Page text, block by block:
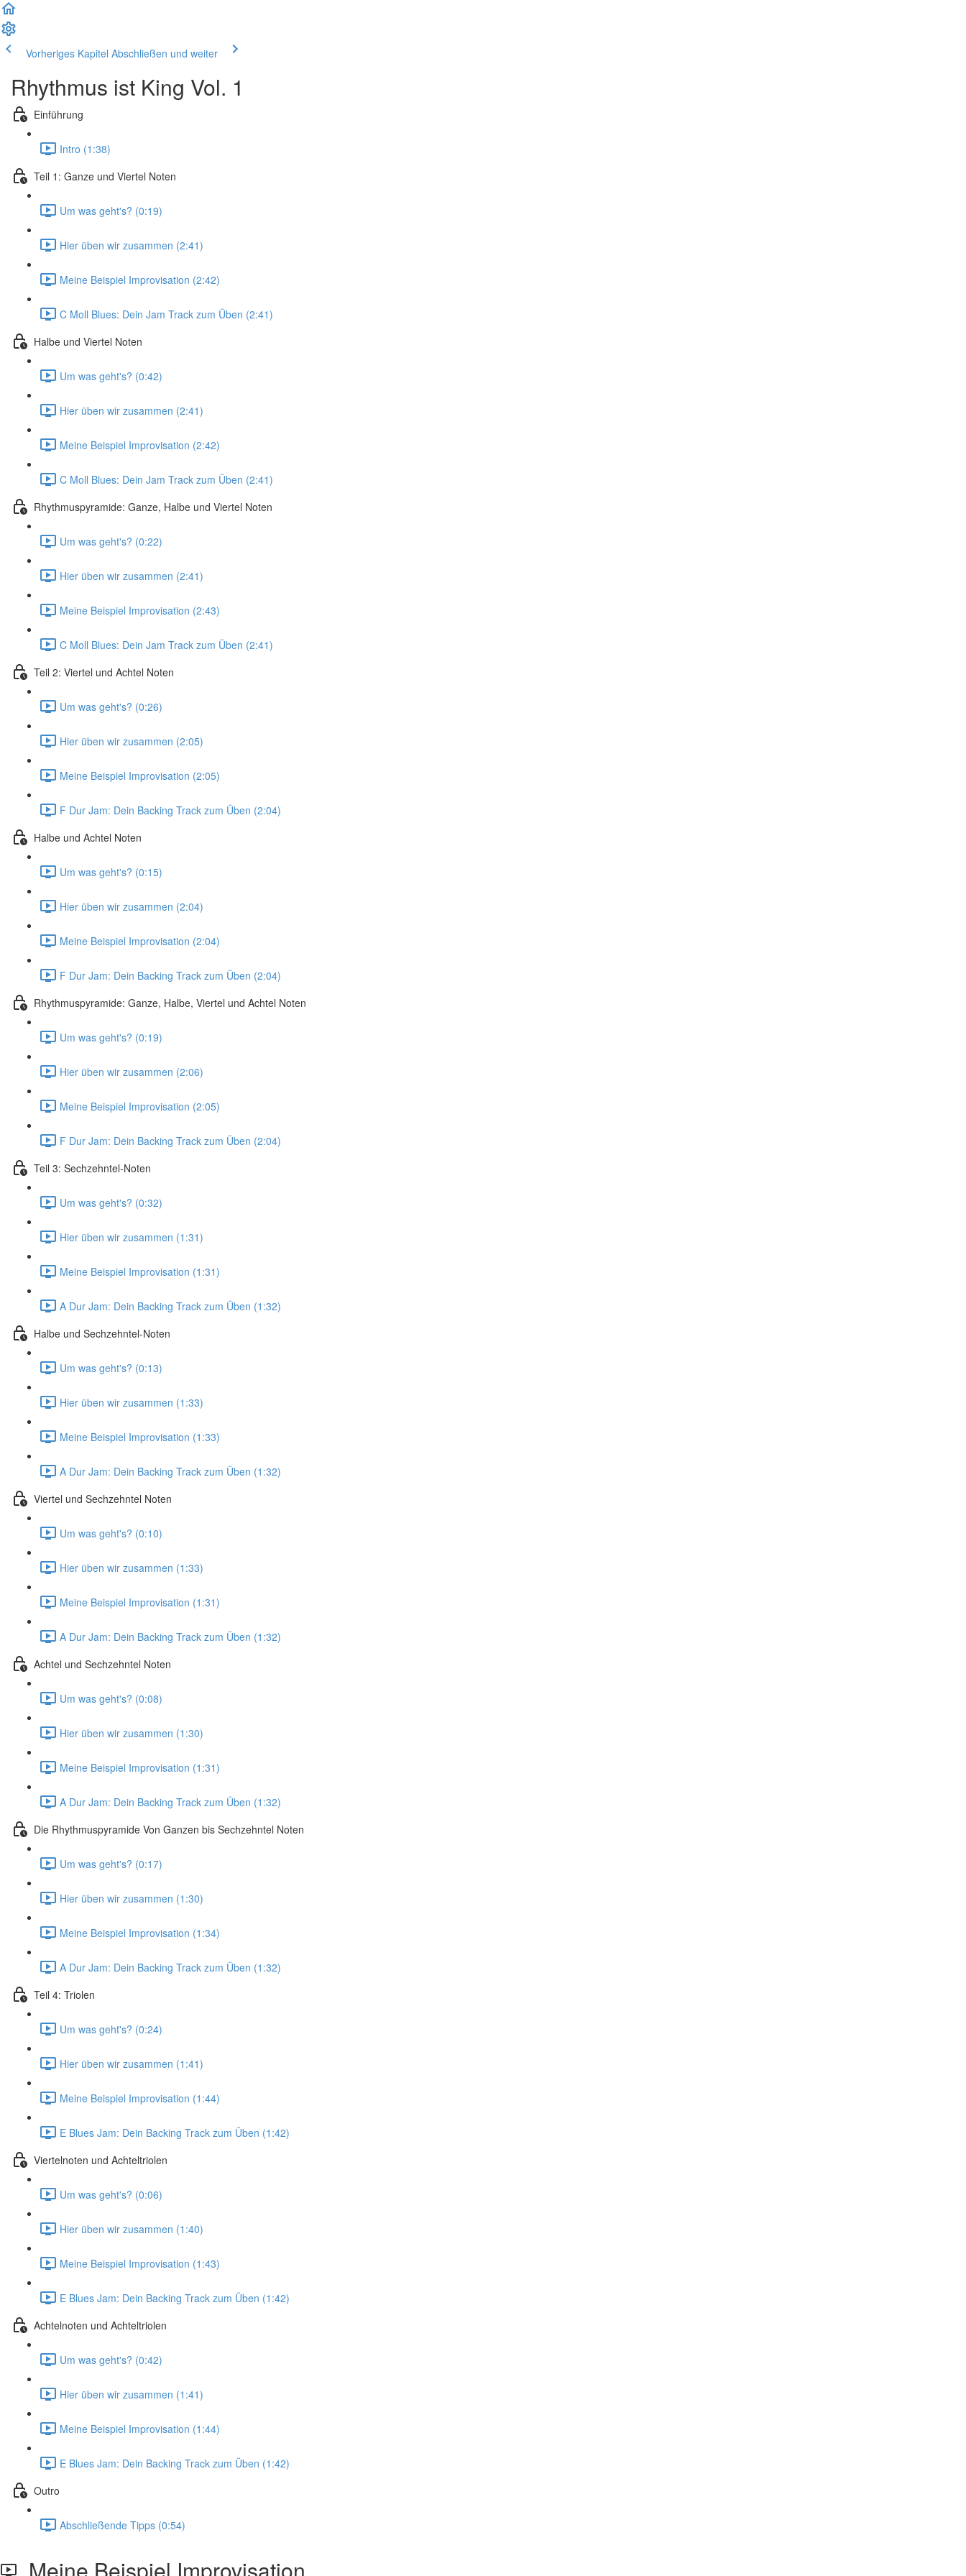
Vorheriges Kapitel Abschließen und weiter
Rhythmus ist King Vol. 1
Einführung
Intro (1:38)
Teil 1: Ganze und Viertel Noten
Um was geht's? (0:19)
Hier üben wir zusammen (2:41)
Meine Beispiel Improvisation (2:42)
C Moll Blues: Dein Jam Track zum Üben (2:41)
Halbe und Viertel Noten
Um was geht's? (0:42)
Hier üben wir zusammen (2:41)
Meine Beispiel Improvisation (2:42)
C Moll Blues: Dein Jam Track zum Üben (2:41)
Rhythmuspyramide: Ganze, Halbe und Viertel Noten
Um was geht's? (0:22)
Hier üben wir zusammen (2:41)
Meine Beispiel Improvisation (2:43)
C Moll Blues: Dein Jam Track zum Üben (2:41)
Teil 2: Viertel und Achtel Noten
Um was geht's? (0:26)
Hier üben wir zusammen (2:05)
Meine Beispiel Improvisation (2:05)
F Dur Jam: Dein Backing Track zum Üben (2:04)
Halbe und Achtel Noten
Um was geht's? (0:15)
Hier üben wir zusammen (2:04)
Meine Beispiel Improvisation (2:04)
F Dur Jam: Dein Backing Track zum Üben (2:04)
Rhythmuspyramide: Ganze, Halbe, Viertel und Achtel Noten
Um was geht's? (0:19)
Hier üben wir zusammen (2:06)
Meine Beispiel Improvisation (2:05)
F Dur Jam: Dein Backing Track zum Üben (2:04)
Teil 3: Sechzehntel-Noten
Um was geht's? (0:32)
Hier üben wir zusammen (1:31)
Meine Beispiel Improvisation (1:31)
A Dur Jam: Dein Backing Track zum Üben (1:32)
Halbe und Sechzehntel-Noten
Um was geht's? (0:13)
Hier üben wir zusammen (1:33)
Meine Beispiel Improvisation (1:33)
A Dur Jam: Dein Backing Track zum Üben (1:32)
Viertel und Sechzehntel Noten
Um was geht's? (0:10)
Hier üben wir zusammen (1:33)
Meine Beispiel Improvisation (1:31)
A Dur Jam: Dein Backing Track zum Üben (1:32)
Achtel und Sechzehntel Noten
Um was geht's? (0:08)
Hier üben wir zusammen (1:30)
Meine Beispiel Improvisation (1:31)
A Dur Jam: Dein Backing Track zum Üben (1:32)
Die Rhythmuspyramide Von Ganzen bis Sechzehntel Noten
Um was geht's? (0:17)
Hier üben wir zusammen (1:30)
Meine Beispiel Improvisation (1:34)
A Dur Jam: Dein Backing Track zum Üben (1:32)
Teil 4: Triolen
Um was geht's? (0:24)
Hier üben wir zusammen (1:41)
Meine Beispiel Improvisation (1:44)
E Blues Jam: Dein Backing Track zum Üben (1:42)
Viertelnoten und Achteltriolen
Um was geht's? (0:06)
Hier üben wir zusammen (1:40)
Meine Beispiel Improvisation (1:43)
E Blues Jam: Dein Backing Track zum Üben (1:42)
Achtelnoten und Achteltriolen
Um was geht's? (0:42)
Hier üben wir zusammen (1:41)
Meine Beispiel Improvisation (1:44)
E Blues Jam: Dein Backing Track zum Üben (1:42)
Outro
Abschließende Tipps (0:54)